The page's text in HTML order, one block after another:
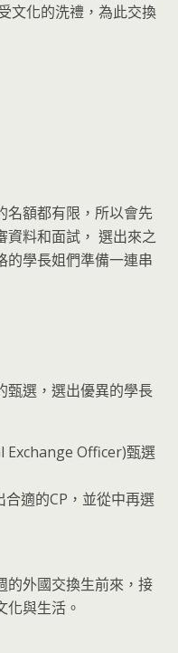
⽂化的洗禮，為此交換
名額都有限，所以會先
資料和面試， 選出來之
的學長姐們準備一連串
甄選，選出優異的學長
Exchange Officer)甄選
適的CP，並從中再選
的外國交換生前來，接
與生活。